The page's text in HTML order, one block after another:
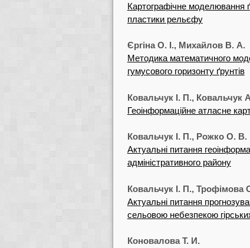
Картографічне моделювання
пластики рельєфу
Єргіна О. І., Михайлов В. А.
Методика математичного
гумусового горизонту ґрунтів
Ковальчук І. П., Ковальчук
Геоінформаційне атласне
Ковальчук І. П., Рожко О. В.
Актуальні питання
адміністративного району
Ковальчук І. П., Трофімова
Актуальні питання
сельовою небезпекою гірських
Коновалова Т. И.